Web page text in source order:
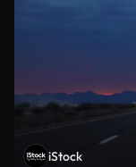
iStock